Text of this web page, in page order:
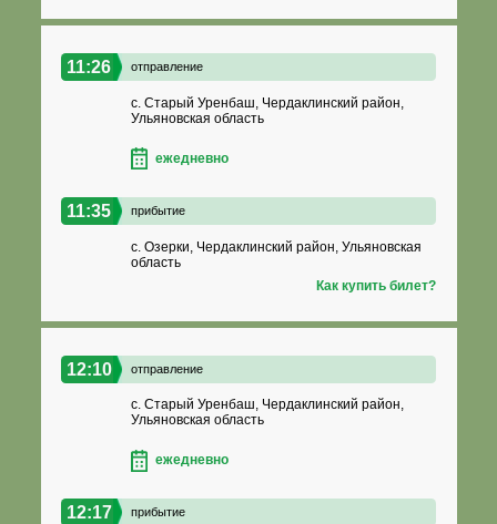
11:26 отправление
с. Старый Уренбаш, Чердаклинский район,
Ульяновская область
ежедневно
11:35 прибытие
с. Озерки, Чердаклинский район, Ульяновская
область
Как купить билет?
12:10 отправление
с. Старый Уренбаш, Чердаклинский район,
Ульяновская область
ежедневно
12:17 прибытие